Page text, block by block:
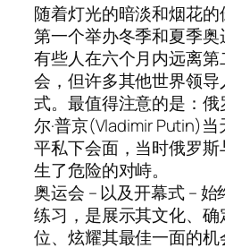
随着灯光的暗淡和烟花
第一个举办冬季和夏季
有些人在六个月内远离
会，但许多其他世界领
式。最值得注意的是：
尔·普京(Vladimir Putin)
平私下会面，当时俄罗
生了危险的对峙。
奥运会 – 以及开幕式 –
练习，是展示其文化、
位、炫耀其最佳一面的